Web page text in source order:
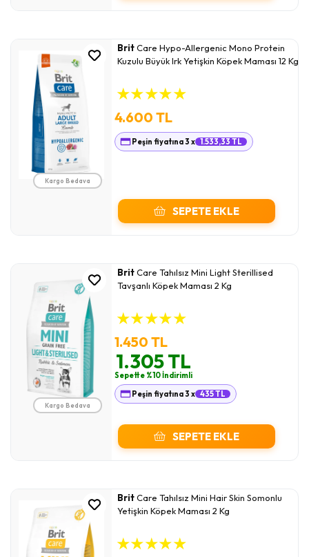
Kargo Bedava
BritCare Hypo-Allergenic Mono Protein
Kuzulu Büyük Irk Yetişkin Köpek Maması 12 Kg
★★★★★
4.600 TL
Peşin fiyatına 3 x 1.533,33 TL
SEPETE EKLE
Kargo Bedava
BritCare Tahılsız Mini Light Sterillised
Tavşanlı Köpek Maması 2 Kg
★★★★★
1.450 TL
1.305 TL
Sepette %10 İndirimli
Peşin fiyatına 3 x 435 TL
SEPETE EKLE
BritCare Tahılsız Mini Hair Skin Somonlu
Yetişkin Köpek Maması 2 Kg
★★★★★